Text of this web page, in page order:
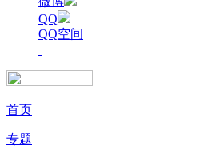
QQ
QQ空间
首页
专题